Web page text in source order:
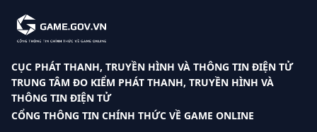
CỤC PHÁT THANH, TRUYỀN HÌNH VÀ THÔNG TIN ĐIỆN TỬ
TRUNG TÂM ĐO KIỂM PHÁT THANH, TRUYỀN HÌNH VÀ
THÔNG TIN ĐIỆN TỬ
CỔNG THÔNG TIN CHÍNH THỨC VỀ GAME ONLINE